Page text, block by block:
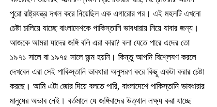
পুরো রাষ্ট্রযন্ত্র দখল করে নিয়েছিল এক এগারোর পর। এই মহলটি এখনো
চেষ্টা চালিয়ে যাচ্ছে বাংলাদেশকে পাকিস্তানি ভাবধারায় নিয়ে যাবার জন্য।
আজকে আমরা যাদের জঙ্গি বলি এরা কারা? বলা যেতে পারে এদের তো
১৯৭১ সালে বা ১৯৭৫ সালে জন্ম হয়নি। কিন্তু আপনি বিশ্লেষণ করলে
দেখবেন এরা সেই পাকিস্তানি ভাবধারা অনুসরণ করে কিছু একটা করার চেষ্টা
করছে। আমি এটা জোর দিয়ে বলতে পারি, বাংলাদেশে পাকিস্তানি ভাবধারার
মানুষের অভাব নেই। বর্তমানে যে জঙ্গিবাদের উত্থান লক্ষ্য করা যাচ্ছে